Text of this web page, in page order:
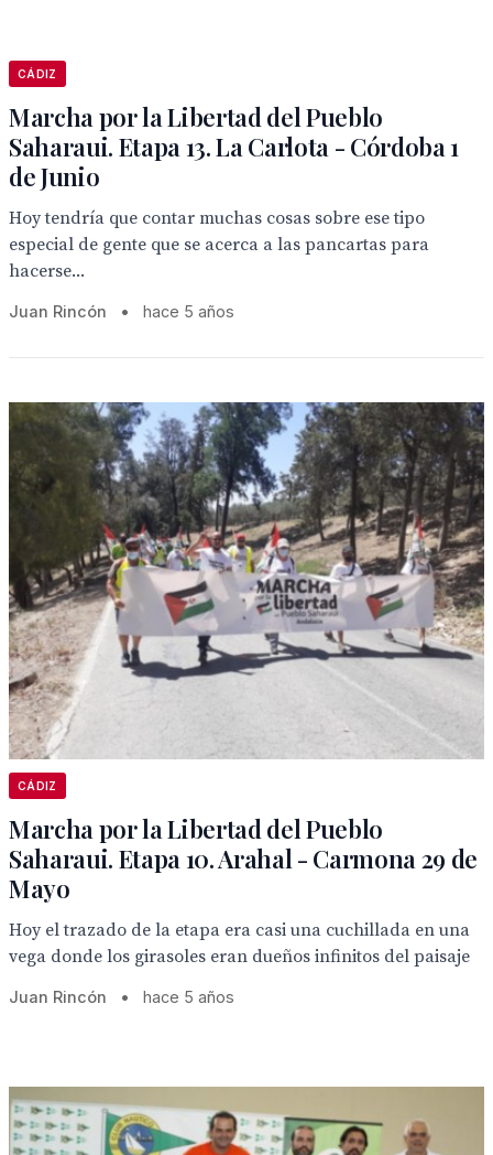
CÁDIZ
Marcha por la Libertad del Pueblo
Saharaui. Etapa 13. La Carlota - Córdoba 1
de Junio
Hoy tendría que contar muchas cosas sobre ese tipo
especial de gente que se acerca a las pancartas para
hacerse...
Juan Rincón • hace 5 años
CÁDIZ
Marcha por la Libertad del Pueblo
Saharaui. Etapa 10. Arahal - Carmona 29 de
Mayo
Hoy el trazado de la etapa era casi una cuchillada en una
vega donde los girasoles eran dueños infinitos del paisaje
Juan Rincón • hace 5 años